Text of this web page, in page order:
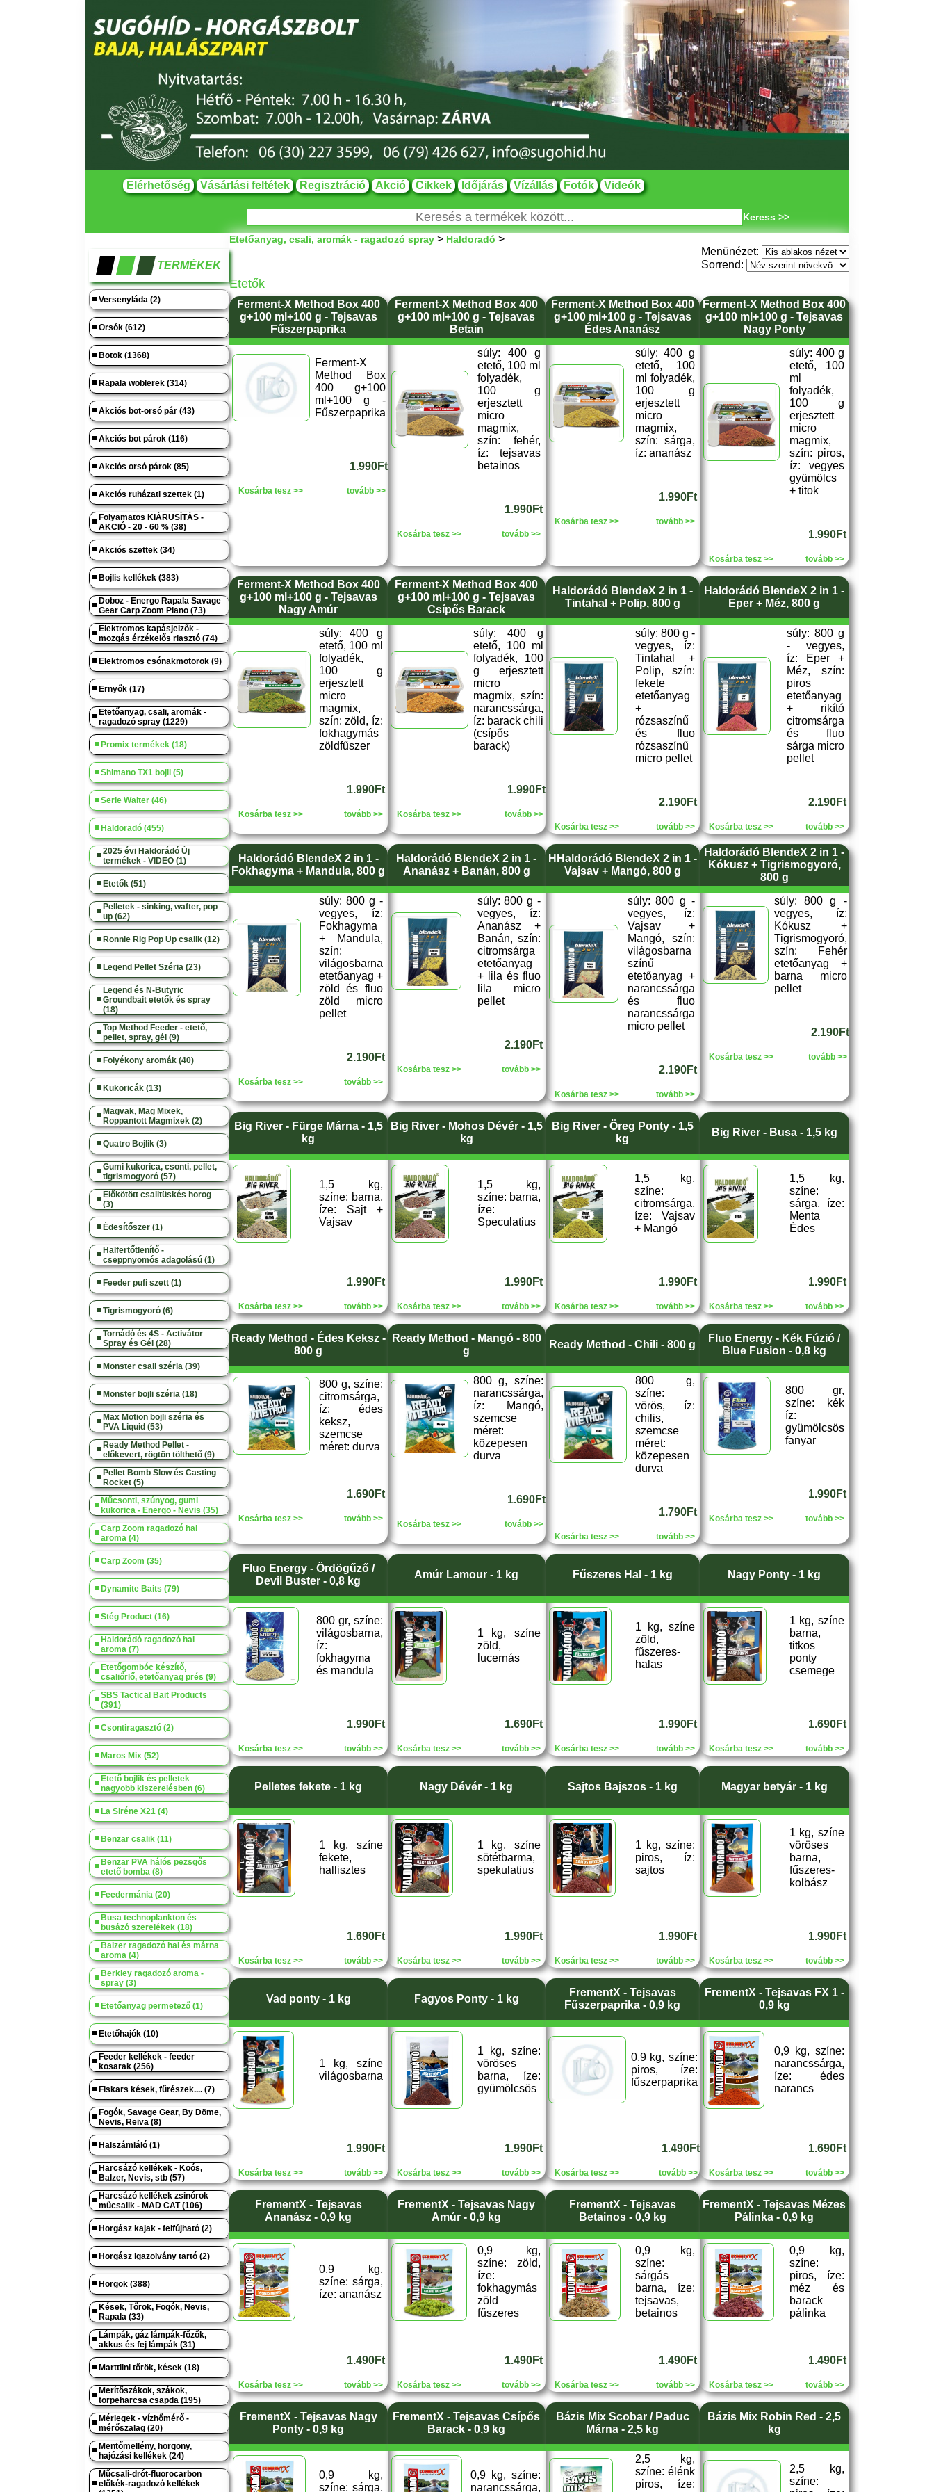
Elérhetőség Vásárlási feltétek Regisztráció Akció Cikkek Időjárás Vízállás Fotók Videók
Keress >>
TERMÉKEK
Versenyláda (2)
Orsók (612)
Botok (1368)
Rapala woblerek (314)
Akciós bot-orsó pár (43)
Akciós bot párok (116)
Akciós orsó párok (85)
Akciós ruházati szettek (1)
Folyamatos KIÁRUSÍTÁS -
AKCIÓ - 20 - 60 % (38)
Akciós szettek (34)
Bojlis kellékek (383)
Doboz - Energo Rapala Savage
Gear Carp Zoom Plano (73)
Elektromos kapásjelzők -
mozgás érzékelős riasztó (74)
Elektromos csónakmotorok (9)
Ernyők (17)
Etetőanyag, csali, aromák -
ragadozó spray (1229)
Promix termékek (18)
Shimano TX1 bojli (5)
Serie Walter (46)
Haldoradó (455)
2025 évi Haldorádó Új
termékek - VIDEO (1)
Etetők (51)
Pelletek - sinking, wafter, pop
up (62)
Ronnie Rig Pop Up csalik (12)
Legend Pellet Széria (23)
Legend és N-Butyric
Groundbait etetők és spray
(18)
Top Method Feeder - etető,
pellet, spray, gél (9)
Folyékony aromák (40)
Kukoricák (13)
Magvak, Mag Mixek,
Roppantott Magmixek (2)
Quatro Bojlik (3)
Gumi kukorica, csonti, pellet,
tigrismogyoró (57)
Előkötött csalitüskés horog
(3)
Édesítőszer (1)
Halfertőtlenítő -
cseppnyomós adagolású (1)
Feeder pufi szett (1)
Tigrismogyoró (6)
Tornádó és 4S - Activátor
Spray és Gél (28)
Monster csali széria (39)
Monster bojli széria (18)
Max Motion bojli széria és
PVA Liquid (53)
Ready Method Pellet -
előkevert, rögtön tölthető (9)
Pellet Bomb Slow és Casting
Rocket (5)
Műcsonti, szúnyog, gumi
kukorica - Energo - Nevis (35)
Carp Zoom ragadozó hal
aroma (4)
Carp Zoom (35)
Dynamite Baits (79)
Stég Product (16)
Haldorádó ragadozó hal
aroma (7)
Etetőgombóc készítő,
csaliőrlő, etetőanyag prés (9)
SBS Tactical Bait Products
(391)
Csontiragasztó (2)
Maros Mix (52)
Etető bojlik és pelletek
nagyobb kiszerelésben (6)
La Siréne X21 (4)
Benzar csalik (11)
Benzar PVA hálós pezsgős
etető bomba (8)
Feedermánia (20)
Busa technoplankton és
busázó szerelékek (18)
Balzer ragadozó hal és márna
aroma (4)
Berkley ragadozó aroma -
spray (3)
Etetőanyag permetező (1)
Etetőhajók (10)
Feeder kellékek - feeder
kosarak (256)
Fiskars kések, fűrészek.... (7)
Fogók, Savage Gear, By Döme,
Nevis, Reiva (8)
Halszámláló (1)
Harcsázó kellékek - Koós,
Balzer, Nevis, stb (57)
Harcsázó kellékek zsinórok
műcsalik - MAD CAT (106)
Horgász kajak - felfújható (2)
Horgász igazolvány tartó (2)
Horgok (388)
Kések, Tőrök, Fogók, Nevis,
Rapala (33)
Lámpák, gáz lámpák-főzők,
akkus és fej lámpák (31)
Marttiini tőrök, kések (18)
Merítőszákok, szákok,
törpeharcsa csapda (195)
Mérlegek - vízhőmérő -
mérőszalag (20)
Mentőmellény, horgony,
hajózási kellékek (24)
Műcsali-drót-fluorocarbon
előkék-ragadozó kellékek
Etetőanyag, csali, aromák - ragadozó spray> Haldoradó >
Menünézet:
Sorrend:
Etetők
Ferment-X Method Box 400
g+100 ml+100 g - Tejsavas
Fűszerpaprika
Ferment-X
Method Box
400 g+100
ml+100 g -
Fűszerpaprika
1.990Ft
Kosárba tesz >> tovább >>
Ferment-X Method Box 400
g+100 ml+100 g - Tejsavas
Betain
súly: 400 g
etető, 100 ml
folyadék,
100 g
erjesztett
micro
magmix,
szín: fehér,
íz: tejsavas
betainos
1.990Ft
Kosárba tesz >> tovább >>
Ferment-X Method Box 400
g+100 ml+100 g - Tejsavas
Édes Ananász
súly: 400 g
etető, 100
ml folyadék,
100 g
erjesztett
micro
magmix,
szín: sárga,
íz: ananász
1.990Ft
Kosárba tesz >> tovább >>
Ferment-X Method Box 400
g+100 ml+100 g - Tejsavas
Nagy Ponty
súly: 400 g
etető, 100
ml
folyadék,
100 g
erjesztett
micro
magmix,
szín: piros,
íz: vegyes
gyümölcs
+ titok
1.990Ft
Kosárba tesz >> tovább >>
Ferment-X Method Box 400
g+100 ml+100 g - Tejsavas
Nagy Amúr
súly: 400 g
etető, 100 ml
folyadék,
100 g
erjesztett
micro
magmix,
szín: zöld, íz:
fokhagymás
zöldfűszer
1.990Ft
Kosárba tesz >> tovább >>
Ferment-X Method Box 400
g+100 ml+100 g - Tejsavas
Csípős Barack
súly: 400 g
etető, 100 ml
folyadék, 100
g erjesztett
micro
magmix, szín:
narancssárga,
íz: barack chili
(csípős
barack)
1.990Ft
Kosárba tesz >> tovább >>
Haldorádó BlendeX 2 in 1 -
Tintahal + Polip, 800 g
súly: 800 g -
vegyes, íz:
Tintahal +
Polip, szín:
fekete
etetőanyag
+
rózsaszínű
és fluo
rózsaszínű
micro pellet
2.190Ft
Kosárba tesz >> tovább >>
Haldorádó BlendeX 2 in 1 -
Eper + Méz, 800 g
súly: 800 g
- vegyes,
íz: Eper +
Méz, szín:
piros
etetőanyag
+ rikító
citromsárga
és fluo
sárga micro
pellet
2.190Ft
Kosárba tesz >> tovább >>
Haldorádó BlendeX 2 in 1 -
Fokhagyma + Mandula, 800 g
súly: 800 g -
vegyes, íz:
Fokhagyma
+ Mandula,
szín:
világosbarna
etetőanyag +
zöld és fluo
zöld micro
pellet
2.190Ft
Kosárba tesz >> tovább >>
Haldorádó BlendeX 2 in 1 -
Ananász + Banán, 800 g
súly: 800 g -
vegyes, íz:
Ananász +
Banán, szín:
citromsárga
etetőanyag
+ lila és fluo
lila micro
pellet
2.190Ft
Kosárba tesz >> tovább >>
HHaldorádó BlendeX 2 in 1 -
Vajsav + Mangó, 800 g
súly: 800 g -
vegyes, íz:
Vajsav +
Mangó, szín:
világosbarna
színű
etetőanyag +
narancssárga
és fluo
narancssárga
micro pellet
2.190Ft
Kosárba tesz >> tovább >>
Haldorádó BlendeX 2 in 1 -
Kókusz + Tigrismogyoró,
800 g
súly: 800 g -
vegyes, íz:
Kókusz +
Tigrismogyoró,
szín: Fehér
etetőanyag +
barna micro
pellet
2.190Ft
Kosárba tesz >> tovább >>
Big River - Fürge Márna - 1,5
kg
1,5 kg,
színe: barna,
íze: Sajt +
Vajsav
1.990Ft
Kosárba tesz >> tovább >>
Big River - Mohos Dévér - 1,5
kg
1,5 kg,
színe: barna,
íze:
Speculatius
1.990Ft
Kosárba tesz >> tovább >>
Big River - Öreg Ponty - 1,5
kg
1,5 kg,
színe:
citromsárga,
íze: Vajsav
+ Mangó
1.990Ft
Kosárba tesz >> tovább >>
Big River - Busa - 1,5 kg
1,5 kg,
színe:
sárga, íze:
Menta
Édes
1.990Ft
Kosárba tesz >> tovább >>
Ready Method - Édes Keksz -
800 g
800 g, színe:
citromsárga,
íz: édes
keksz,
szemcse
méret: durva
1.690Ft
Kosárba tesz >> tovább >>
Ready Method - Mangó - 800
g
800 g, színe:
narancssárga,
íz: Mangó,
szemcse
méret:
közepesen
durva
1.690Ft
Kosárba tesz >> tovább >>
Ready Method - Chili - 800 g
800 g,
színe:
vörös, íz:
chilis,
szemcse
méret:
közepesen
durva
1.790Ft
Kosárba tesz >> tovább >>
Fluo Energy - Kék Fúzió /
Blue Fusion - 0,8 kg
800 gr,
színe: kék
íz:
gyümölcsös
fanyar
1.990Ft
Kosárba tesz >> tovább >>
Fluo Energy - Ördögűző /
Devil Buster - 0,8 kg
800 gr, színe:
világosbarna,
íz:
fokhagyma
és mandula
1.990Ft
Kosárba tesz >> tovább >>
Amúr Lamour - 1 kg
1 kg, színe
zöld,
lucernás
1.690Ft
Kosárba tesz >> tovább >>
Fűszeres Hal - 1 kg
1 kg, színe
zöld,
fűszeres-
halas
1.990Ft
Kosárba tesz >> tovább >>
Nagy Ponty - 1 kg
1 kg, színe
barna,
titkos
ponty
csemege
1.690Ft
Kosárba tesz >> tovább >>
Pelletes fekete - 1 kg
1 kg, színe
fekete,
hallisztes
1.690Ft
Kosárba tesz >> tovább >>
Nagy Dévér - 1 kg
1 kg, színe
sötétbarma,
spekulatius
1.990Ft
Kosárba tesz >> tovább >>
Sajtos Bajszos - 1 kg
1 kg, színe:
piros, íz:
sajtos
1.990Ft
Kosárba tesz >> tovább >>
Magyar betyár - 1 kg
1 kg, színe
vöröses
barna,
fűszeres-
kolbász
1.990Ft
Kosárba tesz >> tovább >>
Vad ponty - 1 kg
1 kg, színe
világosbarna
1.990Ft
Kosárba tesz >> tovább >>
Fagyos Ponty - 1 kg
1 kg, színe:
vöröses
barna, íze:
gyümölcsös
1.990Ft
Kosárba tesz >> tovább >>
FrementX - Tejsavas
Fűszerpaprika - 0,9 kg
0,9 kg, színe:
piros, íze:
fűszerpaprika
1.490Ft
Kosárba tesz >> tovább >>
FrementX - Tejsavas FX 1 -
0,9 kg
0,9 kg, színe:
narancssárga,
íze: édes
narancs
1.690Ft
Kosárba tesz >> tovább >>
FrementX - Tejsavas
Ananász - 0,9 kg
0,9 kg,
színe: sárga,
íze: ananász
1.490Ft
Kosárba tesz >> tovább >>
FrementX - Tejsavas Nagy
Amúr - 0,9 kg
0,9 kg,
színe: zöld,
íze:
fokhagymás
zöld
fűszeres
1.490Ft
Kosárba tesz >> tovább >>
FrementX - Tejsavas
Betainos - 0,9 kg
0,9 kg,
színe:
sárgás
barna, íze:
tejsavas,
betainos
1.490Ft
Kosárba tesz >> tovább >>
FrementX - Tejsavas Mézes
Pálinka - 0,9 kg
0,9 kg,
színe:
piros, íze:
méz és
barack
pálinka
1.490Ft
Kosárba tesz >> tovább >>
FrementX - Tejsavas Nagy
Ponty - 0,9 kg
0,9 kg,
színe: sárga,
FrementX - Tejsavas Csípős
Barack - 0,9 kg
0,9 kg, színe:
narancssárga,
Bázis Mix Scobar / Paduc
Márna - 2,5 kg
2,5 kg,
színe: élénk
piros, íze:
Bázis Mix Robin Red - 2,5
kg
2,5 kg,
színe: